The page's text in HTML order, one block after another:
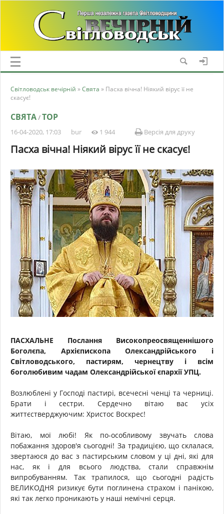
Світловодськ вечірній »Свята » Пасха вічна! Ніякий вірус її не
скасує!
СВЯТА/TOP
16-04-2020, 17:03 bur 1 944 Версія для друку
Пасха вічна! Ніякий вірус її не скасує!
ПАСХАЛЬНЕ Послання Високопреосвященнішого
Боголєпа, Архієпископа Олександрійського і
Світловодського, пастирям, чернецтву і всім
боголюбивим чадам Олександрійської єпархії УПЦ.
Возлюблені у Господі пастирі, всечесні ченці та черниці.
Брати і сестри. Сердечно вітаю вас усіх
життєстверджуючим: Христос Воскрес!
Вітаю, мої любі! Як по-особливому звучать слова
побажання здоров'я сьогодні! За традицією, що склалася,
звертаюся до вас з пастирським словом у ці дні, які для
нас, як і для всього людства, стали справжнім
випробуванням. Так трапилося, що сьогодні радість
ВЕЛИКОДНЯ ризикує бути поглинена страхом і панікою,
які так легко проникають у наші немічні серця.